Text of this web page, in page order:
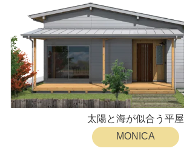
太陽と海が似合う平屋
MONICA